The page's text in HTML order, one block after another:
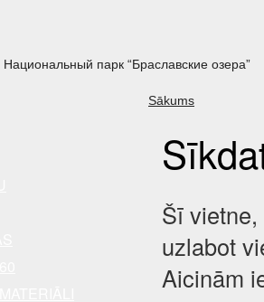
Национальный парк “Браславские озера”
Sākums
Šī
uzlabot
Aicinām